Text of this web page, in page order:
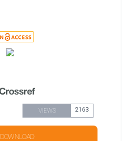
VIEWS 2163
DOWNLOAD